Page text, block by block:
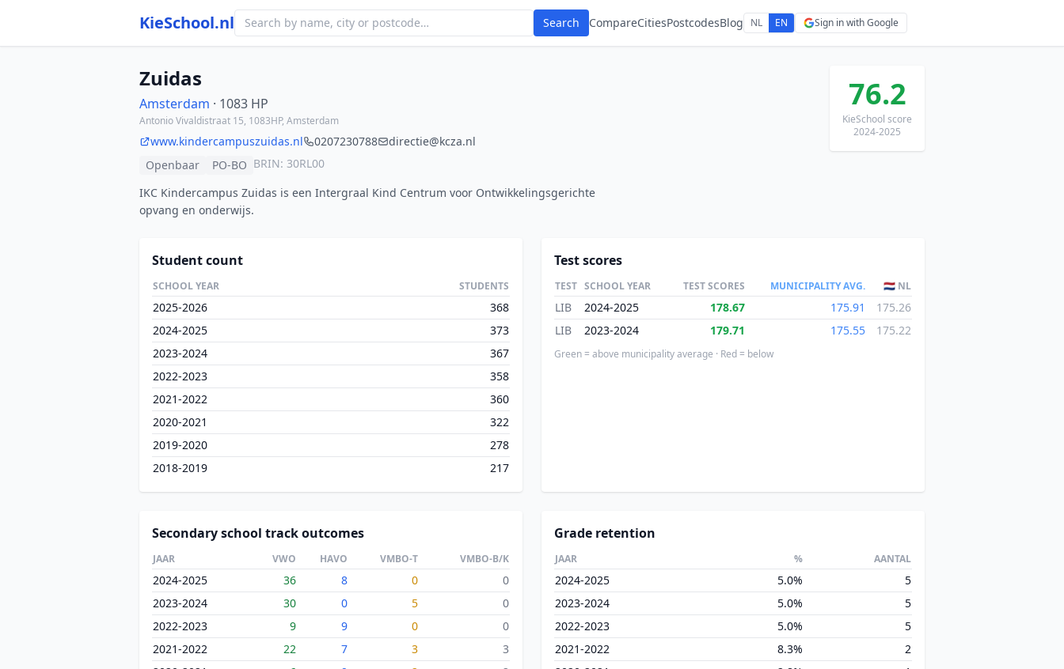
KieSchool.nl Search CompareCitiesPostcodesBlog NL EN Sign in with Google
Zuidas
Amsterdam · 1083 HP
Antonio Vivaldistraat 15, 1083HP, Amsterdam
www.kindercampuszuidas.nl 0207230788
directie@kcza.nl
Openbaar
PO-BO BRIN: 30RL00
IKC Kindercampus Zuidas is een Intergraal Kind Centrum voor Ontwikkelingsgerichte
opvang en onderwijs.
76.2
KieSchool score
2024-2025
Student count
SCHOOL YEAR STUDENTS
2025-2026
368
2024-2025
373
2023-2024
367
2022-2023
358
2021-2022
360
2020-2021
322
2019-2020
278
2018-2019
217
Test scores
TEST SCHOOL YEAR TEST SCORES MUNICIPALITY AVG. 🇳🇱 NL
LIB 2024-2025 178.67 175.91
175.26
LIB
2023-2024 179.71 175.55 175.22
Green = above municipality average · Red = below
Secondary school track outcomes
JAAR VWO HAVO VMBO-T VMBO-B/K
2024-2025 36 8 0
0
2023-2024
30 0 5
0
2022-2023
9 9 0
0
2021-2022
22 7 3
3
Grade retention
JAAR % AANTAL
2024-2025 5.0%
5
2023-2024
5.0%
5
2022-2023
5.0%
5
2021-2022
8.3%
2